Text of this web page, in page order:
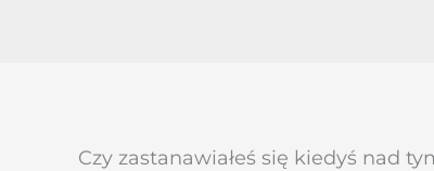
Czy zastanawiałeś się kiedyś nad